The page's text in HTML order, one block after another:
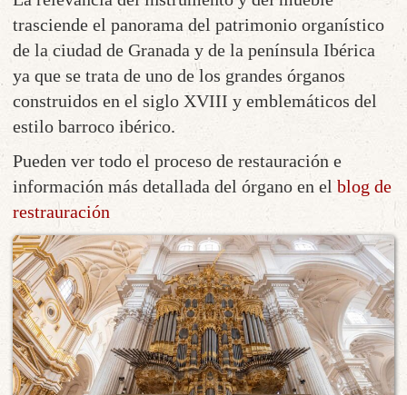
trasciende el panorama del patrimonio organístico
de la ciudad de Granada y de la península Ibérica
ya que se trata de uno de los grandes órganos
construidos en el siglo XVIII y emblemáticos del
estilo barroco ibérico.
Pueden ver todo el proceso de restauración e
información más detallada del órgano en elblog de
restrauración